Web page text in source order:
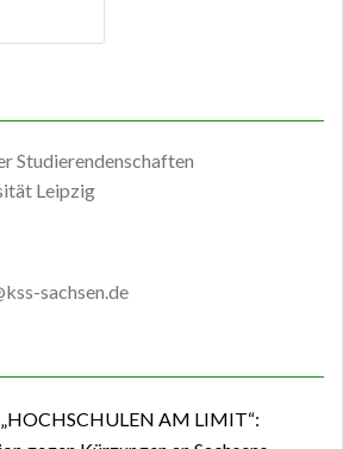
Studierendenschaften
Leipzig
sachsen.de
AM LIMIT“: